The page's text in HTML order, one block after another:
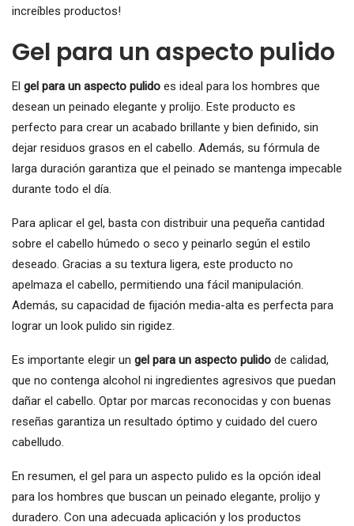
increíbles productos!
Gel para un aspecto pulido
El gel para un aspecto pulido es ideal para los hombres que
desean un peinado elegante y prolijo. Este producto es
perfecto para crear un acabado brillante y bien definido, sin
dejar residuos grasos en el cabello. Además, su fórmula de
larga duración garantiza que el peinado se mantenga impecable
durante todo el día.
Para aplicar el gel, basta con distribuir una pequeña cantidad
sobre el cabello húmedo o seco y peinarlo según el estilo
deseado. Gracias a su textura ligera, este producto no
apelmaza el cabello, permitiendo una fácil manipulación.
Además, su capacidad de fijación media-alta es perfecta para
lograr un look pulido sin rigidez.
Es importante elegir un gel para un aspecto pulido de calidad,
que no contenga alcohol ni ingredientes agresivos que puedan
dañar el cabello. Optar por marcas reconocidas y con buenas
reseñas garantiza un resultado óptimo y cuidado del cuero
cabelludo.
En resumen, el gel para un aspecto pulido es la opción ideal
para los hombres que buscan un peinado elegante, prolijo y
duradero. Con una adecuada aplicación y los productos